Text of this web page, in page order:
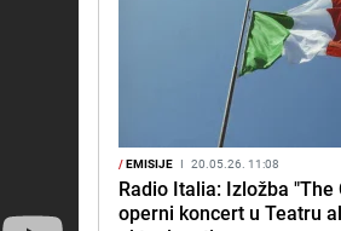
/EMISIJE I 20.05.26. 11:08
Radio Italia: Izložba "The
operni koncert u Teatru